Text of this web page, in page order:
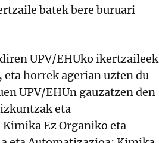
batek bere buruari
UPV/EHUko ikertzaileek
horrek agerian uzten du
UPV/EHUn gauzatzen den
eta
Ez Organiko eta